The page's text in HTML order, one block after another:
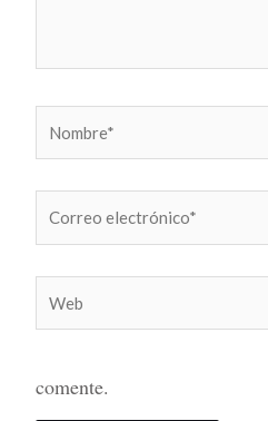
electrónico*
comente.